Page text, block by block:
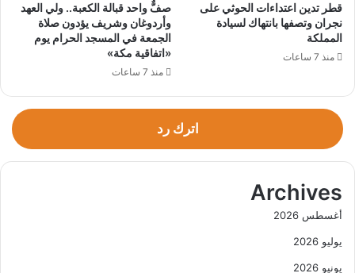
قطر تدين اعتداءات الحوثي على
نجران وتصفها بانتهاك لسيادة
المملكة
منذ 7 ساعات
صفٌّ واحد قبالة الكعبة.. ولي العهد
وأردوغان وشريف يؤدون صلاة
الجمعة في المسجد الحرام يوم
«اتفاقية مكة»
منذ 7 ساعات
اترك رد
Archives
أغسطس 2026
يوليو 2026
يونيو 2026